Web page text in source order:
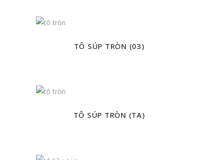
TÔ SÚP TRÒN (03)
TÔ SÚP TRÒN (TA)